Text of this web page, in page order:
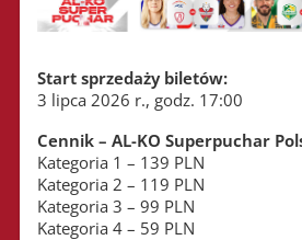
Start sprzedaży biletów:
3 lipca 2026 r., godz. 17:00
Cennik – AL-KO Superpuchar
Kategoria 1 – 139 PLN
Kategoria 2 – 119 PLN
Kategoria 3 – 99 PLN
Kategoria 4 – 59 PLN